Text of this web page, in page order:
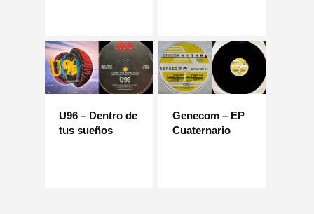
U96 – Dentro de
tus sueños
Genecom – EP
Cuaternario